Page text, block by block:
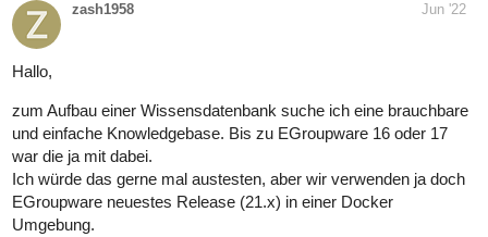
zash1958 Jun '22
Hallo,
zum Aufbau einer Wissensdatenbank suche ich eine brauchbare
und einfache Knowledgebase. Bis zu EGroupware 16 oder 17
war die ja mit dabei.
Ich würde das gerne mal austesten, aber wir verwenden ja doch
EGroupware neuestes Release (21.x) in einer Docker
Umgebung.